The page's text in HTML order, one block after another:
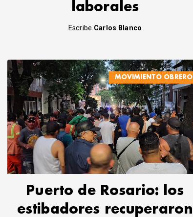
laborales
Escribe Carlos Blanco
MOVIMIENTO OBRERO
Puerto de Rosario: los
estibadores recuperaron